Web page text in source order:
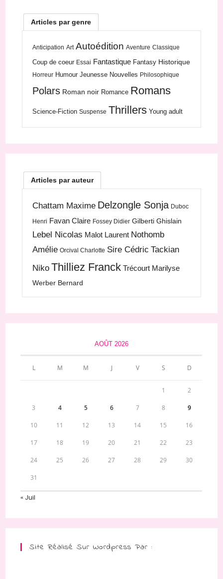
Articles par genre
Anticipation Art Autoédition Aventure Classique
Coup de coeur Essai Fantastique Fantasy Historique
Horreur Humour Jeunesse Nouvelles Philosophique
Polars Roman noir Romance Romans
Science-Fiction Suspense Thrillers Young adult
Articles par auteur
Chattam Maxime Delzongle Sonja Duboc
Henri Favan Claire Fossey Didier Gilberti Ghislain
Lebel Nicolas Malot Laurent Nothomb
Amélie Orcival Charlotte Sire Cédric Tackian
Niko Thilliez Franck Trécourt Marilyse
Werber Bernard
AOÛT 2026
L M M J V S D
1 2
3 4 5 6 7 8 9
10 11 12 13 14 15 16
17 18 19 20 21 22 23
24 25 26 27 28 29 30
31
« Juil
Site Réalisé Sur Wordpress Par :